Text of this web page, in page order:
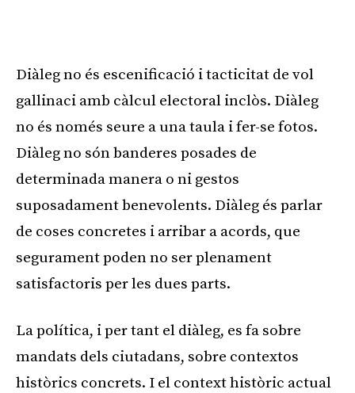
Diàleg no és escenificació i tacticitat de vol
gallinaci amb càlcul electoral inclòs. Diàleg
no és només seure a una taula i fer-se fotos.
Diàleg no són banderes posades de
determinada manera o ni gestos
suposadament benevolents. Diàleg és parlar
de coses concretes i arribar a acords, que
segurament poden no ser plenament
satisfactoris per les dues parts.
La política, i per tant el diàleg, es fa sobre
mandats dels ciutadans, sobre contextos
històrics concrets. I el context històric actual